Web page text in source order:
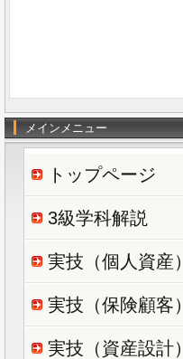
メインメニュー
トップページ
3級学科解説
実技（個人資産）
実技（保険顧客）
実技（資産設計）